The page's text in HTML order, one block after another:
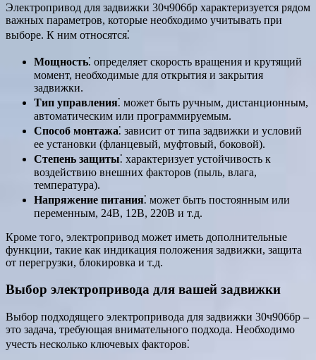
Электропривод для задвижки 30ч906бр характеризуется рядом
важных параметров, которые необходимо учитывать при
выборе. К ним относятся⁚
Мощность⁚ определяет скорость вращения и крутящий
момент, необходимые для открытия и закрытия
задвижки.
Тип управления⁚ может быть ручным, дистанционным,
автоматическим или программируемым.
Способ монтажа⁚ зависит от типа задвижки и условий
ее установки (фланцевый, муфтовый, боковой).
Степень защиты⁚ характеризует устойчивость к
воздействию внешних факторов (пыль, влага,
температура).
Напряжение питания⁚ может быть постоянным или
переменным, 24В, 12В, 220В и т.д.
Кроме того, электропривод может иметь дополнительные
функции, такие как индикация положения задвижки, защита
от перегрузки, блокировка и т.д.
Выбор электропривода для вашей задвижки
Выбор подходящего электропривода для задвижки 30ч906бр –
это задача, требующая внимательного подхода. Необходимо
учесть несколько ключевых факторов⁚